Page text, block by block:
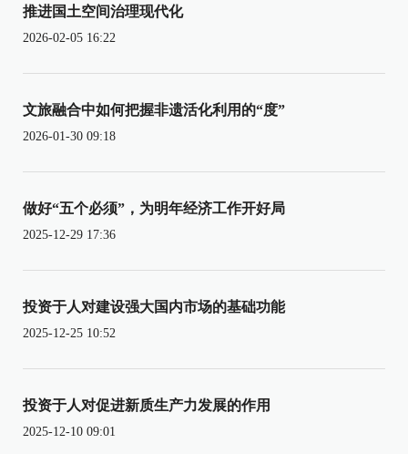
推进国土空间治理现代化
2026-02-05 16:22
文旅融合中如何把握非遗活化利用的“度”
2026-01-30 09:18
做好“五个必须”，为明年经济工作开好局
2025-12-29 17:36
投资于人对建设强大国内市场的基础功能
2025-12-25 10:52
投资于人对促进新质生产力发展的作用
2025-12-10 09:01